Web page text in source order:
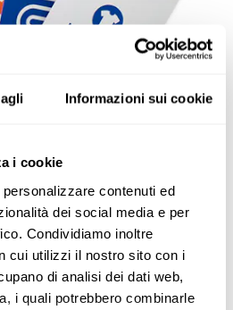
Informazioni sui cookie
i cookie
contenuti ed
dei social media e per
Condividiamo inoltre
cui utilizzi il nostro sito con i
di analisi dei dati web,
i quali potrebbero combinarle
di retail. Ti dedichi alla
in un negozio? Hai una
città? Non c'è differenza, il
in cui i clienti cercano
e marchio. Il nostro kit
standard, personalizzabili per